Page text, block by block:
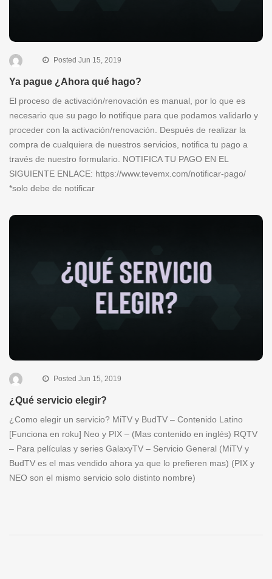
Posted Jun 15, 2019
Ya pague ¿Ahora qué hago?
El proceso de activación/renovación es manual, por lo que es
necesario que su pago lo notifique para que podamos validarlo y
proceder con la activación/renovación. Después de realizar la
compra de cualquiera de nuestros servicios, notifica tu pago a
través de nuestro formulario. NOTIFICA TU PAGO EN EL
SIGUIENTE ENLACE: https://www.tevemx.com/notificar-pago/
*solo debe de notificar
Posted Jun 15, 2019
¿Qué servicio elegir?
¿Como elegir un servicio? MiTV y BudTV – Contenido Latino
[Funciona en roku] Neo y PIX – (Mas contenido en inglés) RQTV
– Para películas y series GalaxyTV – Servicio General (MiTV y
BudTV es el mas vendido ahora ya que lo prefieren mas) (PIX y
NEO son el mismo servicio solo distinto nombre)